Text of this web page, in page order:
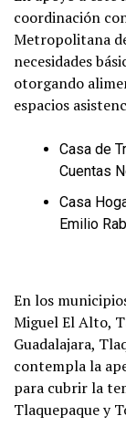
coordinación
Metropolitana
necesidades
otorgando
espacios
Casa de
Cuentas
Casa
Emilio
En los
Miguel El Alto,
Guadalajara,
contempla la
para cubrir la
Tlaquepaque y